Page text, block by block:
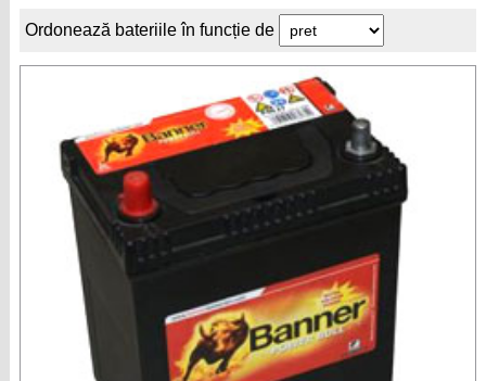
Ordonează bateriile în funcție de